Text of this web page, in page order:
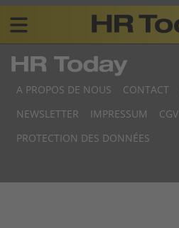
Skip
content
Plattform
für
Human
Resources
Main
navigation
FR
A PROPOS DE NOUS CONTACT
NEWSLETTER
IMPRESSUM
CGV
PROTECTION DES DONNÉES